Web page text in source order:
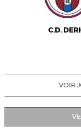
C.D.
VOIR